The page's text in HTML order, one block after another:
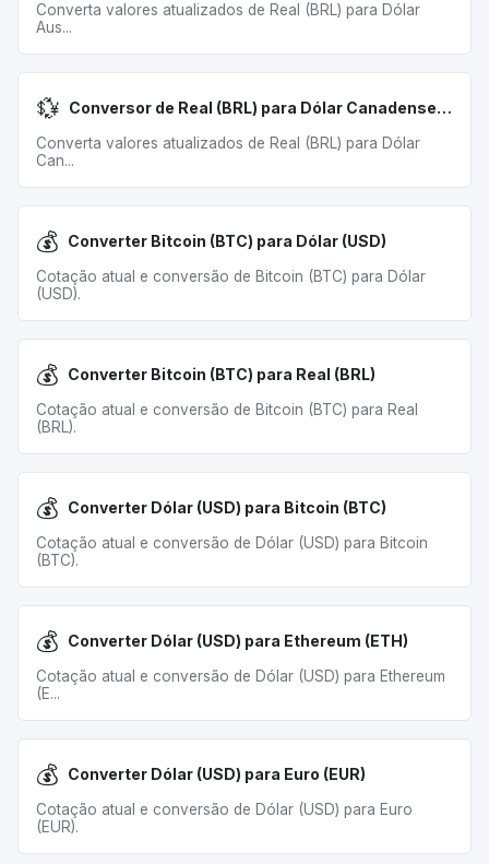
Converta valores atualizados de Real (BRL) para Dólar
Aus...
💱 Conversor de Real (BRL) para Dólar Canadense (CAD)
Converta valores atualizados de Real (BRL) para Dólar
Can...
💰 Converter Bitcoin (BTC) para Dólar (USD)
Cotação atual e conversão de Bitcoin (BTC) para Dólar
(USD).
💰 Converter Bitcoin (BTC) para Real (BRL)
Cotação atual e conversão de Bitcoin (BTC) para Real
(BRL).
💰 Converter Dólar (USD) para Bitcoin (BTC)
Cotação atual e conversão de Dólar (USD) para Bitcoin
(BTC).
💰 Converter Dólar (USD) para Ethereum (ETH)
Cotação atual e conversão de Dólar (USD) para Ethereum
(E...
💰 Converter Dólar (USD) para Euro (EUR)
Cotação atual e conversão de Dólar (USD) para Euro
(EUR).